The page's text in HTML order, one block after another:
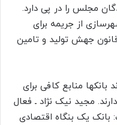
مجلس را در پی دارد.
از جریمه برای
جهش تولید و تامین
منابع کافی برای
مجید نیک نژاد ـ فعال
یک بنگاه اقتصادی